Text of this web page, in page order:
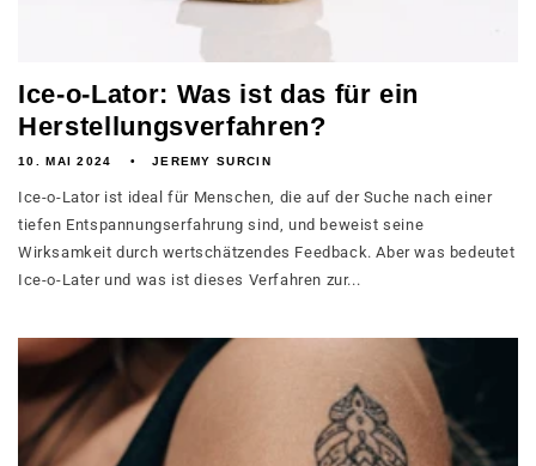
Ice-o-Lator: Was ist das für ein
Herstellungsverfahren?
10. MAI 2024 JEREMY SURCIN
Ice-o-Lator ist ideal für Menschen, die auf der Suche nach einer
tiefen Entspannungserfahrung sind, und beweist seine
Wirksamkeit durch wertschätzendes Feedback. Aber was bedeutet
Ice-o-Later und was ist dieses Verfahren zur...